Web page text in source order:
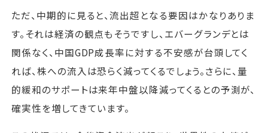
ただ、中期的に見ると、流出超となる要因はかなりありま
す。それは経済の観点もそうですし、エバーグランデとは
関係なく、中国GDP成長率に対する不安感が台頭してく
れば、株への流入は恐らく減ってくるでしょう。さらに、量
的緩和のサポートは来年中盤以降減ってくるとの予測が、
確実性を増してきています。